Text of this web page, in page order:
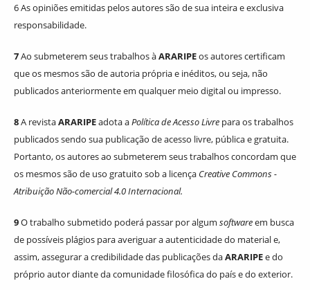
6 As opiniões emitidas pelos autores são de sua inteira e exclusiva
responsabilidade.
7Ao submeterem seus trabalhos àARARIPEos autores certificam
que os mesmos são de autoria própria e inéditos, ou seja, não
publicados anteriormente em qualquer meio digital ou impresso.
8A revistaARARIPEadota aPolítica de Acesso Livre para os trabalhos
publicados sendo sua publicação de acesso livre, pública e gratuita.
Portanto, os autores ao submeterem seus trabalhos concordam que
os mesmos são de uso gratuito sob a licença Creative Commons -
Atribuição Não-comercial 4.0 Internacional.
9O trabalho submetido poderá passar por algum softwareem busca
de possíveis plágios para averiguar a autenticidade do material e,
assim, assegurar a credibilidade das publicações daARARIPEe do
próprio autor diante da comunidade filosófica do país e do exterior.